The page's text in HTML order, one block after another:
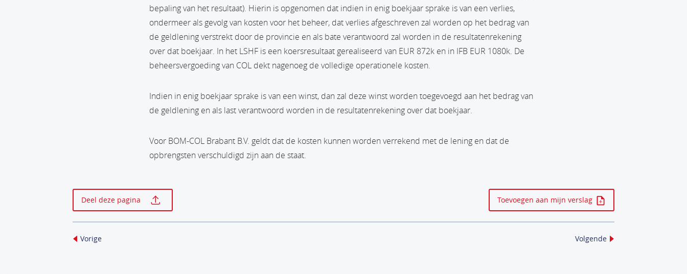
bepaling van het resultaat). Hierin is opgenomen dat indien in enig boekjaar sprake is van een verlies,
ondermeer als gevolg van kosten voor het beheer, dat verlies afgeschreven zal worden op het bedrag van
de geldlening verstrekt door de provincie en als bate verantwoord zal worden in de resultatenrekening
over dat boekjaar. In het LSHF is een koersresultaat gerealiseerd van EUR 872k en in IFB EUR 1080k. De
beheersvergoeding van COL dekt nagenoeg de volledige operationele kosten.
Indien in enig boekjaar sprake is van een winst, dan zal deze winst worden toegevoegd aan het bedrag van
de geldlening en als last verantwoord worden in de resultatenrekening over dat boekjaar.
Voor BOM-COL Brabant B.V. geldt dat de kosten kunnen worden verrekend met de lening en dat de
opbrengsten verschuldigd zijn aan de staat.
Deel deze pagina Toevoegen aan mijn verslag
Vorige Volgende